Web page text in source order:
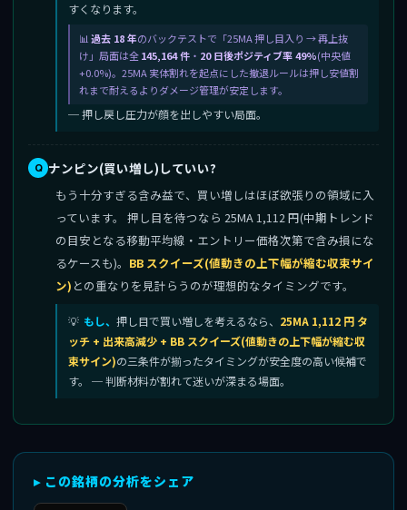
すくなります。
過去 18 年のバックテストで「25MA 押し目入り → 再上抜
け」局面は全145,164 件 ・ 20 日後ポジティブ率 49%(中央値
+0.0%)。25MA 実体割れを起点にした撤退ルールは押し安値割
れまで耐えるよりダメージ管理が安定します。
─ 押し戻し圧力が顔を出しやすい局面。
ナンピン(買い増し)していい?
もう十分すぎる含み益で、買い増しはほぼ欲張りの領域に入
っています。 押し目を待つなら 25MA 1,112 円(中期トレンド
の目安となる移動平均線・エントリー価格次第で含み損にな
るケースも)。 BB スクイーズ(値動きの上下幅が縮む収束サイ
ン) との重なりを見計らうのが理想的なタイミングです。
もし、 押し目で買い増しを考えるなら、 25MA 1,112 円 タ
ッチ + 出来高減少 + BB スクイーズ(値動きの上下幅が縮む収
束サイン)の三条件が揃ったタイミングが安全度の高い候補で
す。 ─ 判断材料が割れて迷いが深まる場面。
▸ この銘柄の分析をシェア